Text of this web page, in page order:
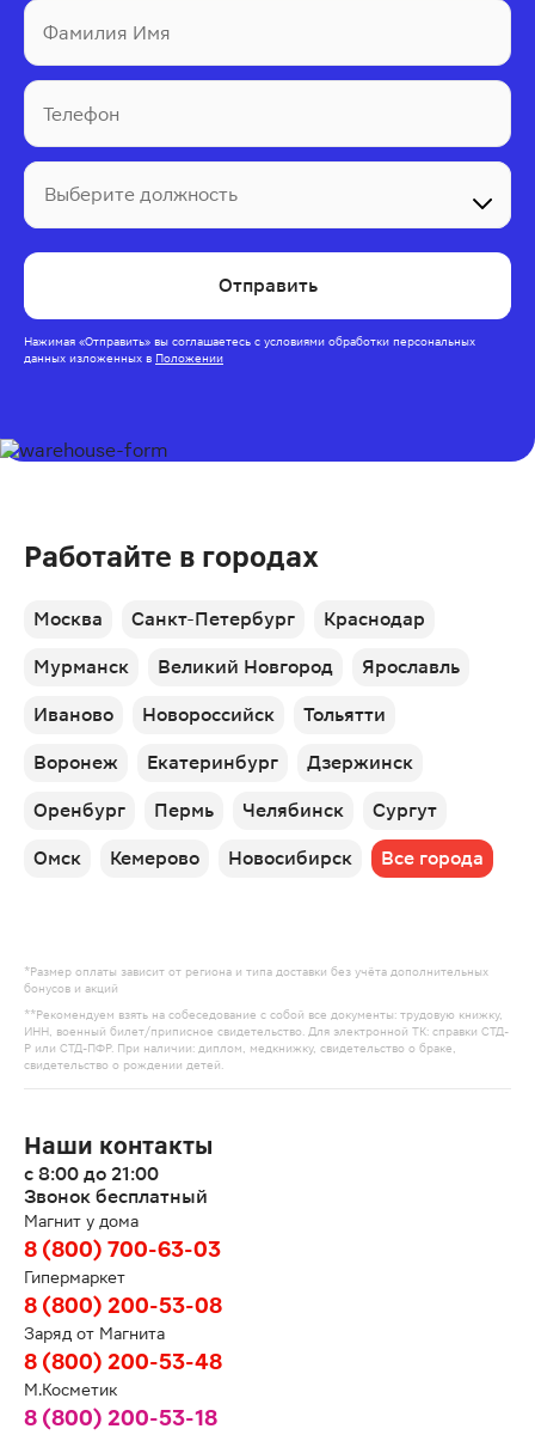
Фамилия Имя
Телефон
Выберите должность
Отправить
Нажимая «Отправить» вы соглашаетесь с условиями обработки персональных
данных изложенных в Положении
Работайте в городах
Москва Санкт-Петербург Краснодар
Мурманск Великий Новгород Ярославль
Иваново Новороссийск Тольятти
Воронеж Екатеринбург Дзержинск
Оренбург Пермь Челябинск Сургут
Омск Кемерово Новосибирск Все города
*Размер оплаты зависит от региона и типа доставки без учёта дополнительных
бонусов и акций
**Рекомендуем взять на собеседование с собой все документы: трудовую книжку,
ИНН, военный билет/приписное свидетельство. Для электронной ТК: справки СТД-
Р или СТД-ПФР. При наличии: диплом, медкнижку, свидетельство о браке,
свидетельство о рождении детей.
Наши контакты
с 8:00 до 21:00
Звонок бесплатный
Магнит у дома
8 (800) 700-63-03
Гипермаркет
8 (800) 200-53-08
Заряд от Магнита
8 (800) 200-53-48
М.Косметик
8 (800) 200-53-18